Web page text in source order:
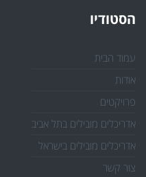
הסטודיו
עמוד הבית
אודות
פרויקטים
אדריכלים מובילים בתל אביב
אדריכלים מובילים בישראל
צור קשר